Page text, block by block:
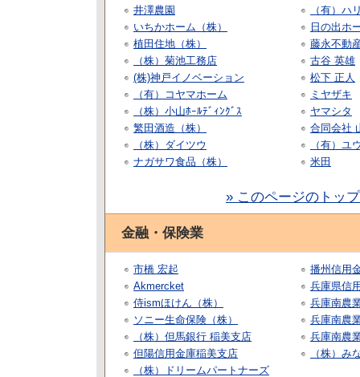
井澤農園
いちかホーム（株）
植田住地（株）
（株）菊池工務店
(株)神戸イノベーション
（有）コヤマホーム
（株）小山ﾎｰﾙﾃﾞｨﾝｸﾞｽ
繁田酒造（株）
（株）ダイツウ
ナガサワ食品（株）
（有）ハ
日の出ホ
藤永不動
古谷 英雄
松下 正人
ミヤザキ
ヤマシタ
合同会社
（有）ユ
米田
» このページのトッ
金融・保険業
市橋 宏起
Akmercket
侍ismほけん（株）
ソニー生命保険（株）
（株）但馬銀行 稲美支店
但陽信用金庫稲美支店
（株）ドリームパートナーズ
播州信用
兵庫県信
兵庫南農
兵庫南農
兵庫南農
（株）み